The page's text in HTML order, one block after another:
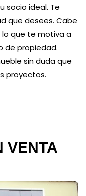
socio ideal. Te
que desees. Cabe
que te motiva a
de propiedad.
sin duda que
proyectos.
VENTA